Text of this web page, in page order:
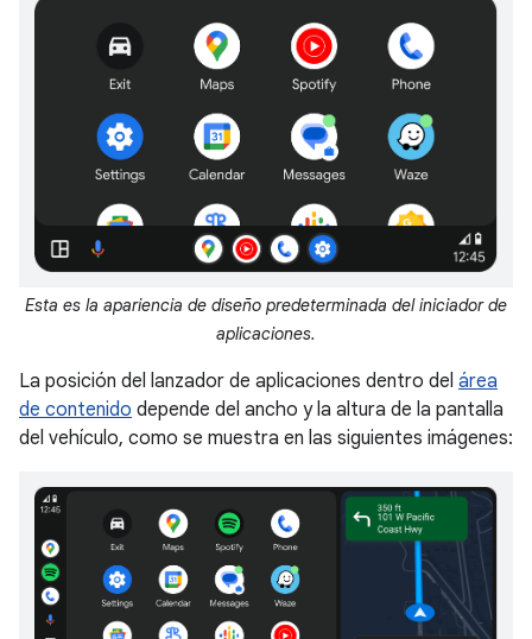
Esta es la apariencia de diseño predeterminada del iniciador de
aplicaciones.
La posición del lanzador de aplicaciones dentro del área
de contenido depende del ancho y la altura de la pantalla
del vehículo, como se muestra en las siguientes imágenes: